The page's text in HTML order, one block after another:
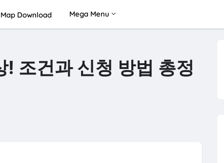
Download Mega Menu
조건과 신청 방법 총정